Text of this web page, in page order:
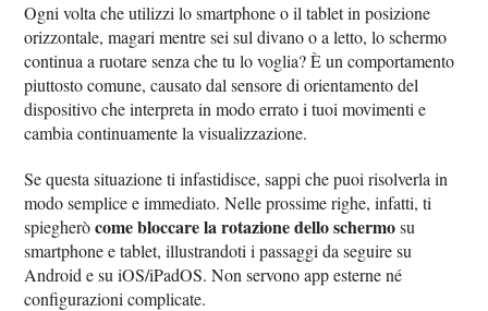
Ogni volta che utilizzi lo smartphone o il tablet in posizione
orizzontale, magari mentre sei sul divano o a letto, lo schermo
continua a ruotare senza che tu lo voglia? È un comportamento
piuttosto comune, causato dal sensore di orientamento del
dispositivo che interpreta in modo errato i tuoi movimenti e
cambia continuamente la visualizzazione.
Se questa situazione ti infastidisce, sappi che puoi risolverla in
modo semplice e immediato. Nelle prossime righe, infatti, ti
spiegheròcome bloccare la rotazione dello schermosu
smartphone e tablet, illustrandoti i passaggi da seguire su
Android e su iOS/iPadOS. Non servono app esterne né
configurazioni complicate.